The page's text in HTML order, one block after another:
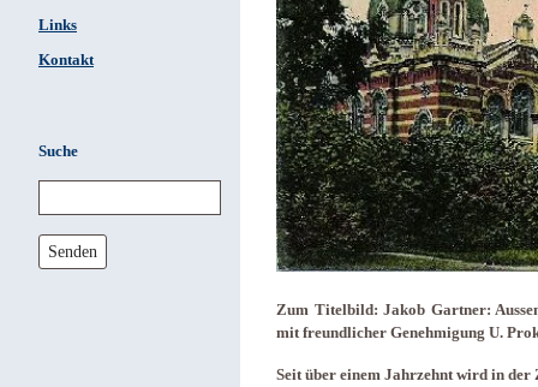
Links
Kontakt
Suche
Senden
Zum Titelbild: Jakob Gartner:
mit freundlicher Genehmigung U.
Seit über einem Jahrzehnt wird in